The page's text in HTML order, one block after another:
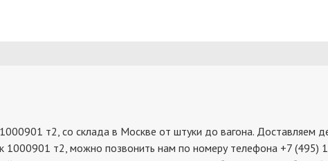
т2, со склада в Москве от штуки до вагона. Доставляем
1000901 т2, можно позвонить нам по номеру телефона +7 (495)